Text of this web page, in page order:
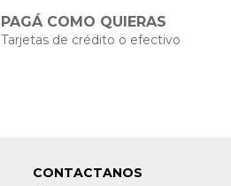
PAGÁ COMO QUIERAS
Tarjetas de crédito o efectivo
CONTACTANOS